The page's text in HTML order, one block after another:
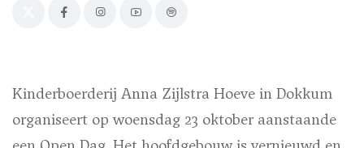
Kinderboerderij Anna Zijlstra Hoeve in Dokkum
organiseert op woensdag 23 oktober aanstaande